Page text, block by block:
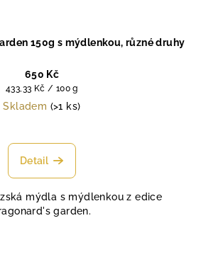
150g s mýdlenkou, různé druhy
650 Kč
Měrná
cena:
433,33 Kč / 100 g
Skladem (>1 ks)
hodnocení
produktu
z
5
Detail
mýdla s mýdlenkou z edice
garden.